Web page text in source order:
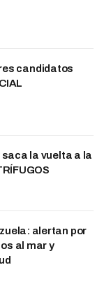
candidatos
saca la vuelta a la
alertan por
al mar y